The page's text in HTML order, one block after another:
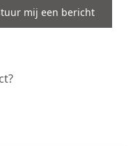
mij een bericht